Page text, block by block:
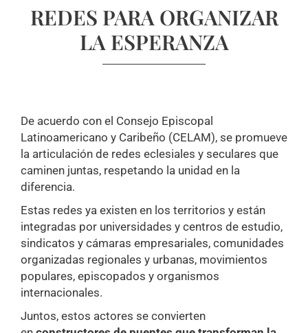
REDES PARA ORGANIZAR
LA ESPERANZA
De acuerdo con el Consejo Episcopal
Latinoamericano y Caribeño (CELAM), se promueve
la articulación de redes eclesiales y seculares que
caminen juntas, respetando la unidad en la
diferencia.
Estas redes ya existen en los territorios y están
integradas por universidades y centros de estudio,
sindicatos y cámaras empresariales, comunidades
organizadas regionales y urbanas, movimientos
populares, episcopados y organismos
internacionales.
Juntos, estos actores se convierten